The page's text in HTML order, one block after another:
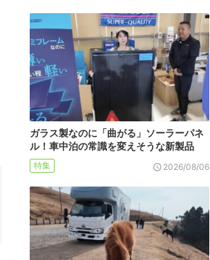
ガラス製なのに「曲がる」ソーラーパネ
ル！車中泊の常識を変えそうな新製品
特集 2026/08/06